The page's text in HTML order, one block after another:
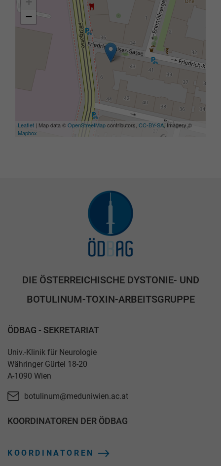
−
Leaflet | Map data ©OpenStreetMapcontributors,CC-BY-SA, Imagery ©
Mapbox
DIE ÖSTERREICHISCHE DYSTONIE- UND
BOTULINUM-TOXIN-ARBEITSGRUPPE
ÖDBAG - SEKRETARIAT
Univ.-Klinik für Neurologie
Währinger Gürtel 18-20
A-1090 Wien
botulinum@meduniwien.ac.at
KOORDINATOREN DER ÖDBAG
KOORDINATOREN